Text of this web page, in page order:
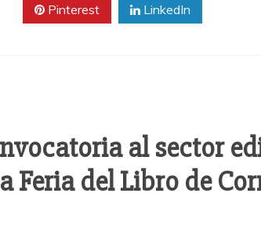
Pinterest LinkedIn
al sector
Feria del Libro de